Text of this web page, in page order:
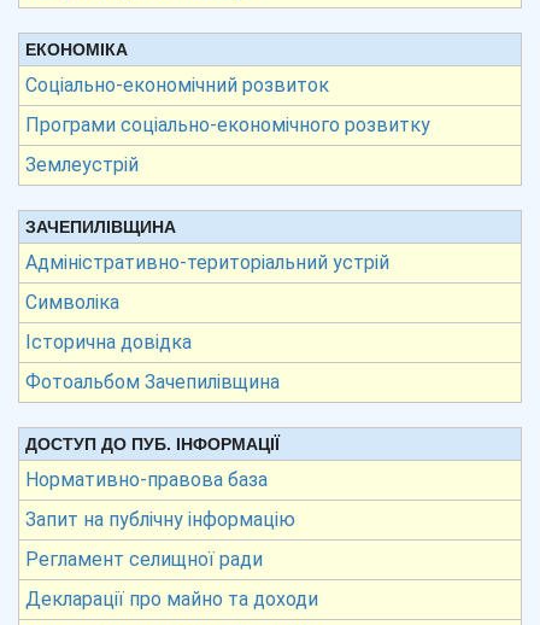
ЕКОНОМІКА
Соціально-економічний розвиток
Програми соціально-економічного розвитку
Землеустрій
ЗАЧЕПИЛІВЩИНА
Адміністративно-територіальний устрій
Символіка
Історична довідка
Фотоальбом Зачепилівщина
ДОСТУП ДО ПУБ. ІНФОРМАЦІЇ
Нормативно-правова база
Запит на публічну інформацію
Регламент селищної ради
Декларації про майно та доходи